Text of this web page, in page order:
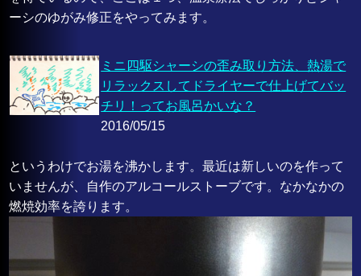
ーシのゆがみ修正をやってみます。
ミニ四駆シャーシの歪み取り方法、熱湯で
リラックスしてドライヤーで仕上げてバッ
チリ！ってお風呂かいな？
2016/05/15
というわけでお湯を沸かします。最近は新しいのを作って
いませんが、自作のアルコールストーブです。なかなかの
燃焼効率を誇ります。